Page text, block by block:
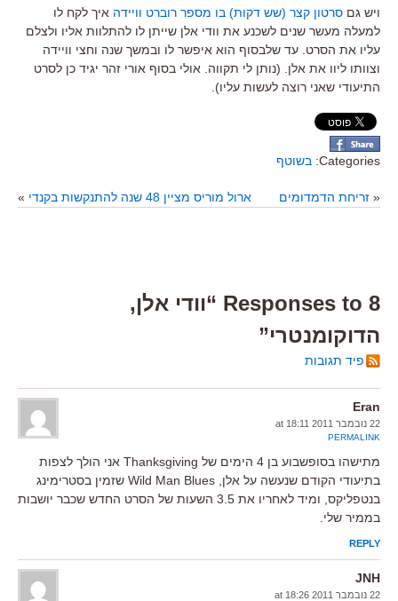
ויש גם סרטון קצר (שש דקות) בו מספר רוברט וויידה איך לקח לו
למעלה מעשר שנים לשכנע את וודי אלן שייתן לו להתלוות אליו ולצלם
עליו את הסרט. עד שלבסוף הוא איפשר לו ובמשך שנה וחצי וויידה
וצוותו ליוו את אלן. (נותן לי תקווה. אולי בסוף אורי זהר יגיד כן לסרט
התיעודי שאני רוצה לעשות עליו).
Categories: בשוטף
« זריחת הדמדומים ארול מוריס מציין 48 שנה להתנקשות בקנדי »
8 Responses to “וודי אלן,
הדוקומנטרי”
פיד תגובות
Eran
22 נובמבר 2011 at 18:11
PERMALINK
מתישהו בסופשבוע בן 4 הימים של Thanksgiving אני הולך לצפות
בתיעודי הקודם שנעשה על אלן, Wild Man Blues שזמין בסטרימינג
בנטפליקס, ומיד לאחריו את 3.5 השעות של הסרט החדש שכבר יושבות
בממיר שלי.
REPLY
JNH
22 נובמבר 2011 at 18:26